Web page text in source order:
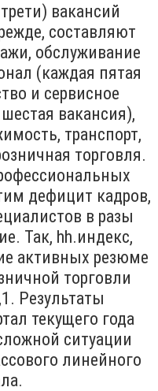
вакансий
составляют
обслуживание
(каждая пятая
и сервисное
вакансия),
транспорт,
торговля.
дефицит кадров,
в разы
Так, hh.индекс,
активных резюме
торговли
Результаты
текущего года
ситуации
линейного